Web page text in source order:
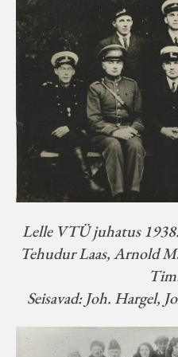
Lelle VTÜ juhatus
Tehudur Laas, Arnold
Seisavad: Joh. Hargel,